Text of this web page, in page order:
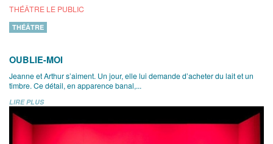
THÉÂTRE LE PUBLIC
THÉÂTRE
OUBLIE-MOI
Jeanne et Arthur s’aiment. Un jour, elle lui demande d’acheter du lait et un
timbre. Ce détail, en apparence banal,...
LIRE PLUS